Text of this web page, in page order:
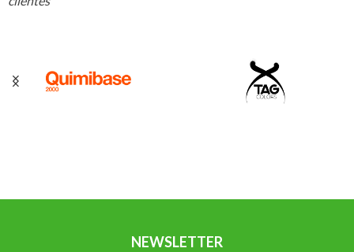
NEWSLETTER